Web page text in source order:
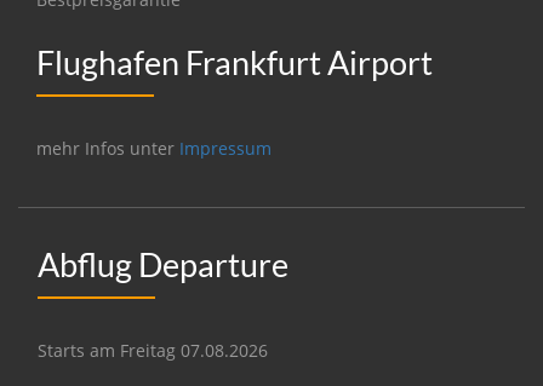
Flughafen Frankfurt Airport
mehr Infos unter Impressum
Abflug Departure
Starts am Freitag 07.08.2026